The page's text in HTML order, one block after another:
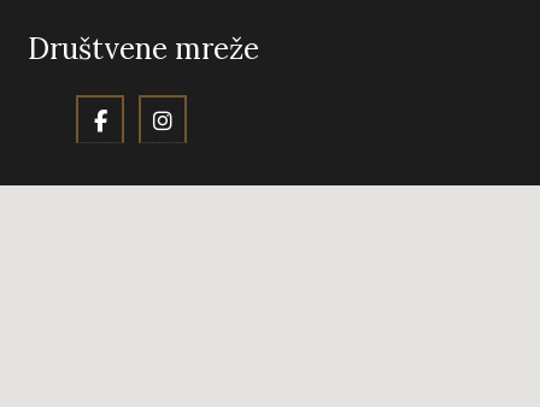
Društvene mreže